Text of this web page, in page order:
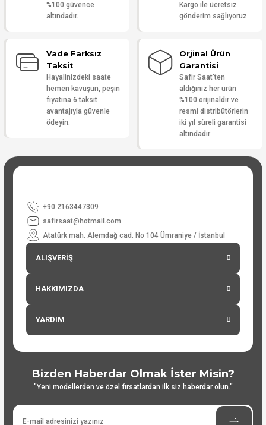
%100 güvence
altındadır.
Kargo ile ücretsiz
gönderim sağlıyoruz.
Vade Farksız
Taksit
Hayalinizdeki saate
hemen kavuşun, peşin
fiyatına 6 taksit
avantajıyla güvenle
ödeyin.
Orjinal Ürün
Garantisi
Safir Saat'ten
aldığınız her ürün
%100 orijinaldir ve
resmi distribütörlerin
iki yıl süreli garantisi
altındadır
+90 2163447309
safirsaat@hotmail.com
Atatürk mah. Alemdağ cad. No 104 Ümraniye / İstanbul
ALIŞVERİŞ
HAKKIMIZDA
YARDIM
Bizden Haberdar Olmak İster Misin?
"Yeni modellerden ve özel fırsatlardan ilk siz haberdar olun."